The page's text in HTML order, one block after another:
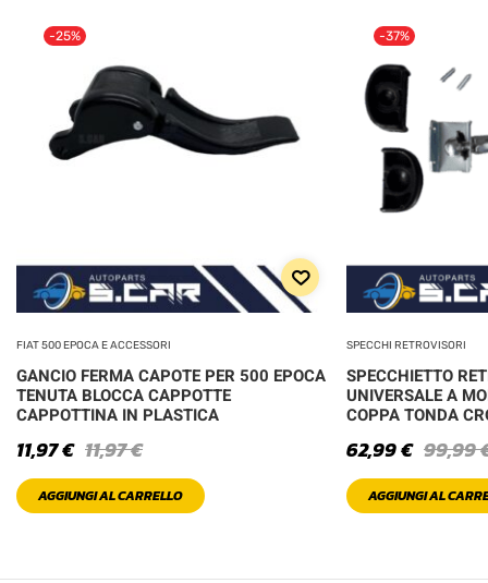
-25%
FIAT 500 EPOCA E ACCESSORI
GANCIO FERMA CAPOTE PER 500 EPOCA
TENUTA BLOCCA CAPPOTTE
CAPPOTTINA IN PLASTICA
11,97€
11,97€
AGGIUNGI AL CARRELLO
-37%
SPECCHI RETROVISORI
SPECCHIETTO
UNIVERSALE A
COPPA TONDA
99,99
62,99€
AGGIUNGI AL